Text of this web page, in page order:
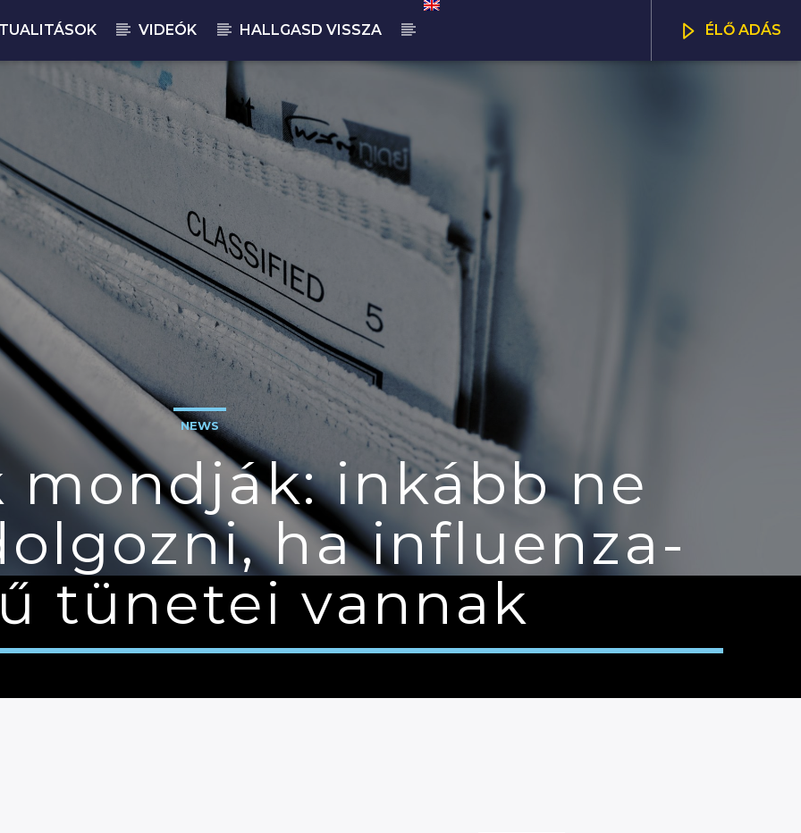
VIDEÓK HALLGASD VISSZA ÉLŐ ADÁS
00:00
NEWS
mondják: inkább ne
ha influenza-
tünetei vannak